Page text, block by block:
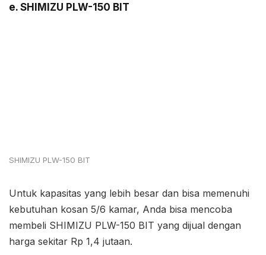
e. SHIMIZU PLW-150 BIT
SHIMIZU PLW-150 BIT
Untuk kapasitas yang lebih besar dan bisa memenuhi
kebutuhan kosan 5/6 kamar, Anda bisa mencoba
membeli SHIMIZU PLW-150 BIT yang dijual dengan
harga sekitar Rp 1,4 jutaan.